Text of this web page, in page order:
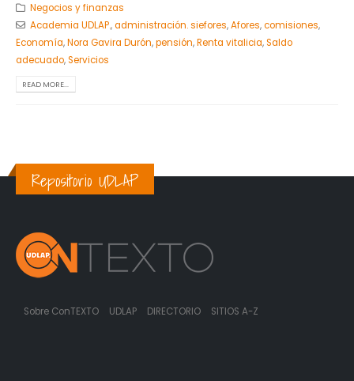
Negocios y finanzas
Academia UDLAP.,administración. siefores,Afores,comisiones,
Economía,Nora Gavira Durón,pensión,Renta vitalicia,Saldo
adecuado,Servicios
READ MORE...
Repositorio UDLAP
Sobre ConTEXTO UDLAP DIRECTORIO SITIOS A-Z